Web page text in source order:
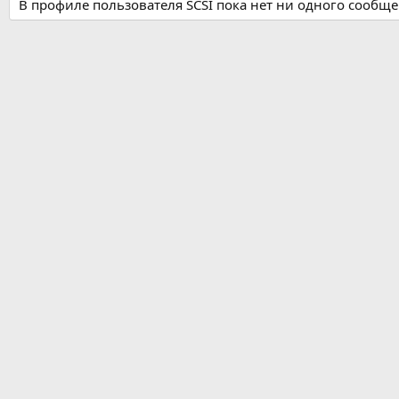
В профиле пользователя SCSI пока нет ни одного